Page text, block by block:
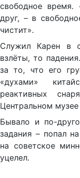
свободное время.
друг, – в
чистит».
Служил Карен в
взлёты, то
за то, что его
«духами»
реактивных
Центральном
Бывало и по-
задания – попал
на советское
уцелел.